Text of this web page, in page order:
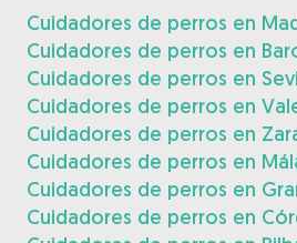
Cuidadores de perros en
Cuidadores de perros en
Cuidadores de perros en
Cuidadores de perros en
Cuidadores de perros en
Cuidadores de perros en
Cuidadores de perros en
Cuidadores de perros en